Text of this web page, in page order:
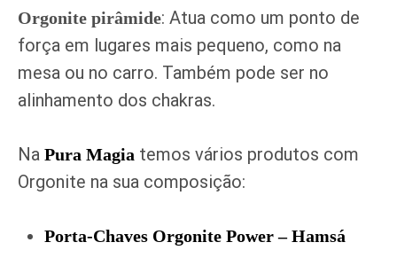
Orgonite pirâmide: Atua como um ponto de
força em lugares mais pequeno, como na
mesa ou no carro. Também pode ser no
alinhamento dos chakras.
Na Pura Magia temos vários produtos com
Orgonite na sua composição:
Porta-Chaves Orgonite Power – Hamsá